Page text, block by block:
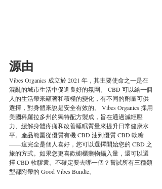
源由
Vibes Organics 成立於 2021 年，其主要使命之一是在
混亂的城市生活中促進良好的氛圍。 CBD 可以給一個
人的生活帶來顯著和積極的變化，有不同的劑量可供
選擇，對身體來說是安全有效的。 Vibes Organics 採用
美國科羅拉多州的獨特配方製成，旨在通過減輕壓
力、緩解身體疼痛和改善睡眠質量來提升日常健康水
平。產品範圍從優質有機 CBD 油到優質 CBD 軟糖
——這完全是個人喜好，您可以選擇開始您的 CBD 之
旅的方式。如果您更喜歡櫥櫃藥物攝入量，還可以選
擇 CBD 軟膠囊。不確定要去哪一個？嘗試所有三種類
型都附帶的 Good Vibes Bundle。